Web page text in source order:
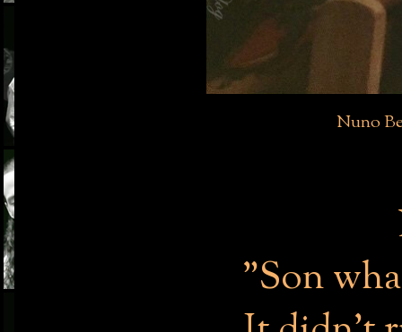
Nuno
"Son